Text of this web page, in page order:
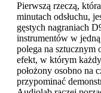
Pierwszą rzeczą,
minutach odsłuchu,
gęstych nagraniach
instrumentów w
polega na
efekt, w którym
położony osobno na
przypominać